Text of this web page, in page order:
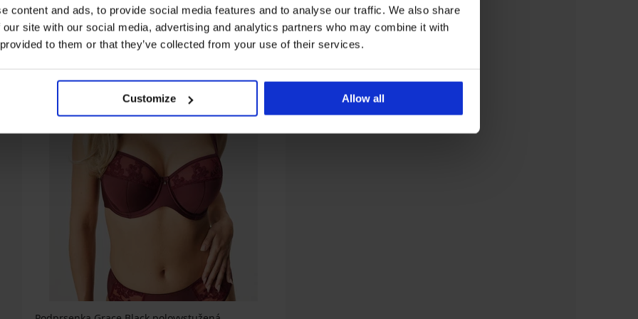
content and ads, to provide social media features and to analyse our traffic. We also share
site with our social media, advertising and analytics partners who may combine it with
to them or that they’ve collected from your use of their services.
Customize Allow all